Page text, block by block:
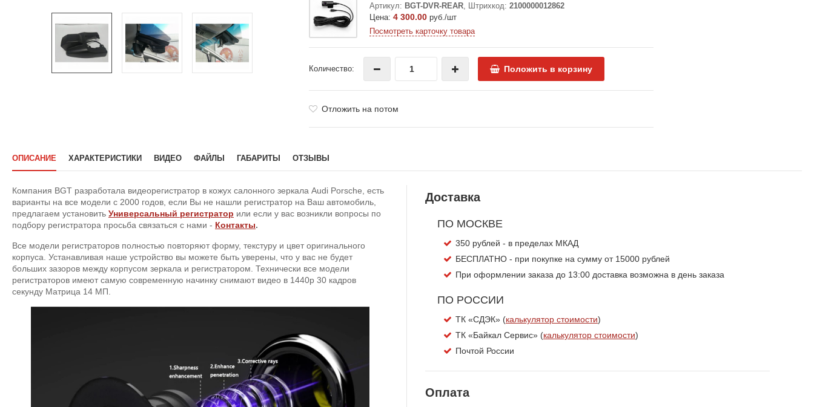
Артикул: BGT-DVR-REAR, Штрихкод: 2100000012862
Цена: 4 300.00 руб./шт
Посмотреть карточку товара
Количество: Положить в корзину
Отложить на потом
ОПИСАНИЕ ХАРАКТЕРИСТИКИ ВИДЕО ФАЙЛЫ ГАБАРИТЫ ОТЗЫВЫ
Компания BGT разработала видеорегистратор в кожух салонного зеркала Audi Porsche, есть
варианты на все модели с 2000 годов, если Вы не нашли регистратор на Ваш автомобиль,
предлагаем установить Универсальный регистратор или если у вас возникли вопросы по
подбору регистратора просьба связаться с нами - Контакты.
Все модели регистраторов полностью повторяют форму, текстуру и цвет оригинального
корпуса. Устанавливая наше устройство вы можете быть уверены, что у вас не будет
больших зазоров между корпусом зеркала и регистратором. Технически все модели
регистраторов имеют самую современную начинку снимают видео в 1440p 30 кадров
секунду Матрица 14 МП.
Доставка
ПО МОСКВЕ
350 рублей - в пределах МКАД
БЕСПЛАТНО - при покупке на сумму от 15000 рублей
При оформлении заказа до 13:00 доставка возможна в день заказа
ПО РОССИИ
ТК «СДЭК» (калькулятор стоимости)
ТК «Байкал Сервис» (калькулятор стоимости)
Почтой России
Оплата